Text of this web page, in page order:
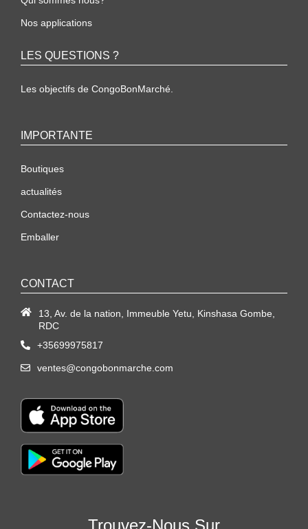
Nos applications
LES QUESTIONS ?
Les objectifs de CongoBonMarché.
IMPORTANTE
Boutiques
actualités
Contactez-nous
Emballer
CONTACT
13, Av. de la nation, Immeuble Yetu, Kinshasa Gombe,
RDC
+35699975817
ventes@congobonmarche.com
Trouvez-Nous Sur